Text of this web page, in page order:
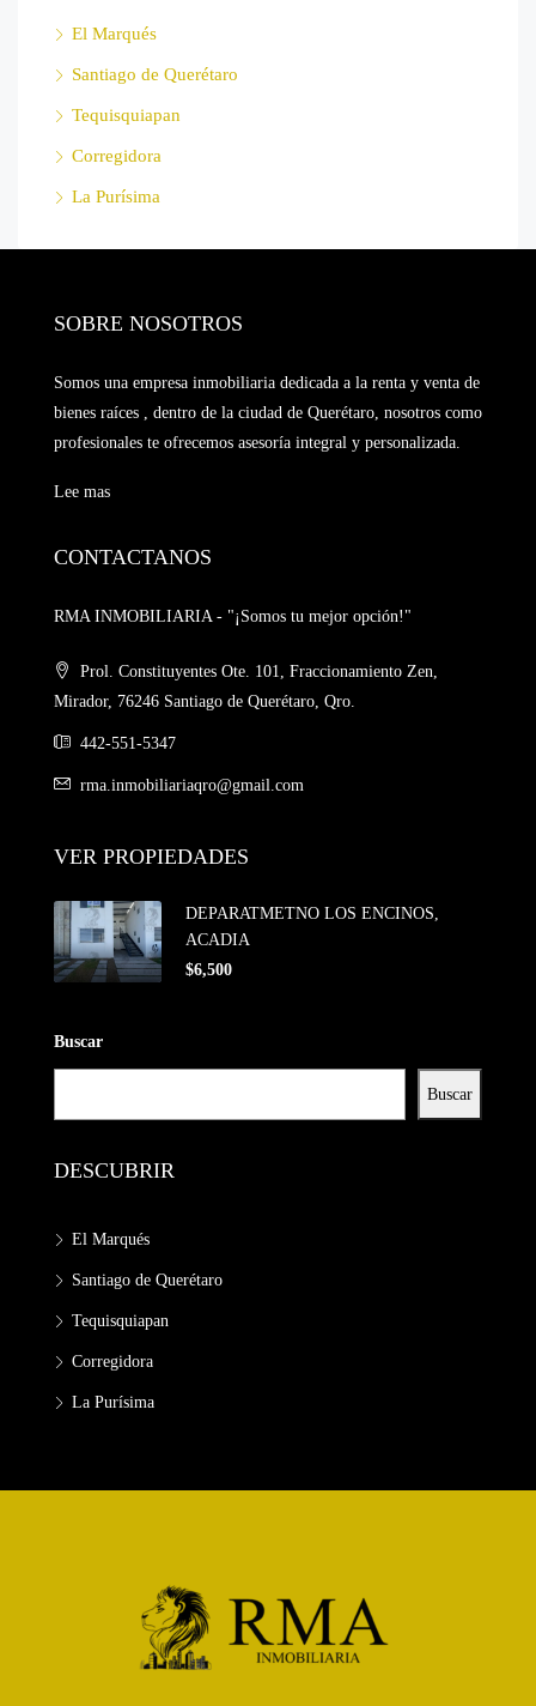
El Marqués
Santiago de Querétaro
Tequisquiapan
Corregidora
La Purísima
SOBRE NOSOTROS
Somos una empresa inmobiliaria dedicada a la renta y venta de
bienes raíces , dentro de la ciudad de Querétaro, nosotros como
profesionales te ofrecemos asesoría integral y personalizada.
Lee mas
CONTACTANOS
RMA INMOBILIARIA - "¡Somos tu mejor opción!"
Prol. Constituyentes Ote. 101, Fraccionamiento Zen,
Mirador, 76246 Santiago de Querétaro, Qro.
442-551-5347
rma.inmobiliariaqro@gmail.com
VER PROPIEDADES
DEPARATMETNO LOS ENCINOS,
ACADIA
$6,500
Buscar
Buscar
DESCUBRIR
El Marqués
Santiago de Querétaro
Tequisquiapan
Corregidora
La Purísima